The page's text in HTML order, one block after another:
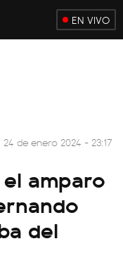
EN VIVO
24 de enero 2024 - 23:17
amparo
del